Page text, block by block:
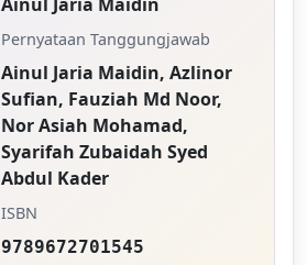
Pernyataan Tanggungjawab
Ainul Jaria Maidin, Azlinor
Sufian, Fauziah Md Noor,
Nor Asiah Mohamad,
Syarifah Zubaidah Syed
Abdul Kader
ISBN
9789672701545